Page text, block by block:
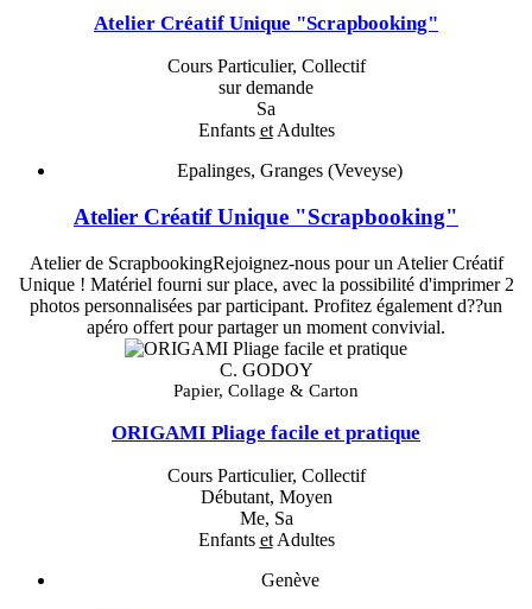
Atelier Créatif Unique "Scrapbooking"
Cours Particulier, Collectif
sur demande
Sa
Enfants etAdultes
Epalinges, Granges (Veveyse)
Atelier Créatif Unique "Scrapbooking"
Atelier de ScrapbookingRejoignez-nous pour un Atelier Créatif
Unique ! Matériel fourni sur place, avec la possibilité d'imprimer 2
photos personnalisées par participant. Profitez également d??un
apéro offert pour partager un moment convivial.
C. GODOY
Papier, Collage & Carton
ORIGAMI Pliage facile et pratique
Cours Particulier, Collectif
Débutant, Moyen
Me, Sa
Enfants etAdultes
Genève